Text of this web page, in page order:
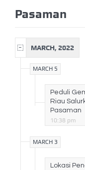
Pasaman
MARCH, 2022
MARCH 5
Peduli
Riau
Pasaman
10:38 pm
MARCH 3
Lokasi